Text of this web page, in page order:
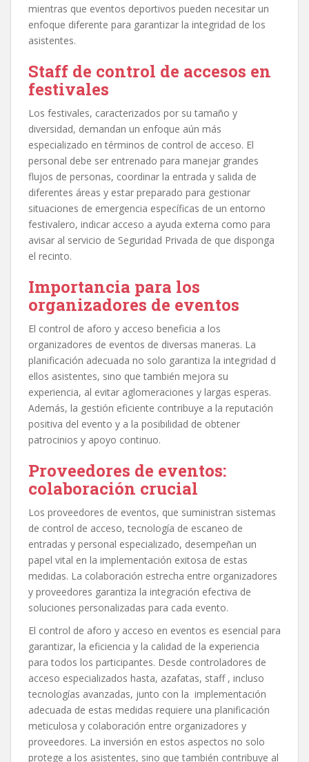
mientras que eventos deportivos pueden necesitar un
enfoque diferente para garantizar la integridad de los
asistentes.
Staff de control de accesos en
festivales
Los festivales, caracterizados por su tamaño y
diversidad, demandan un enfoque aún más
especializado en términos de control de acceso. El
personal debe ser entrenado para manejar grandes
flujos de personas, coordinar la entrada y salida de
diferentes áreas y estar preparado para gestionar
situaciones de emergencia específicas de un entorno
festivalero, indicar acceso a ayuda externa como para
avisar al servicio de Seguridad Privada de que disponga
el recinto.
Importancia para los
organizadores de eventos
El control de aforo y acceso beneficia a los
organizadores de eventos de diversas maneras. La
planificación adecuada no solo garantiza la integridad d
ellos asistentes, sino que también mejora su
experiencia, al evitar aglomeraciones y largas esperas.
Además, la gestión eficiente contribuye a la reputación
positiva del evento y a la posibilidad de obtener
patrocinios y apoyo continuo.
Proveedores de eventos:
colaboración crucial
Los proveedores de eventos, que suministran sistemas
de control de acceso, tecnología de escaneo de
entradas y personal especializado, desempeñan un
papel vital en la implementación exitosa de estas
medidas. La colaboración estrecha entre organizadores
y proveedores garantiza la integración efectiva de
soluciones personalizadas para cada evento.
El control de aforo y acceso en eventos es esencial para
garantizar, la eficiencia y la calidad de la experiencia
para todos los participantes. Desde controladores de
acceso especializados hasta, azafatas, staff , incluso
tecnologías avanzadas, junto con la implementación
adecuada de estas medidas requiere una planificación
meticulosa y colaboración entre organizadores y
proveedores. La inversión en estos aspectos no solo
protege a los asistentes, sino que también contribuye al